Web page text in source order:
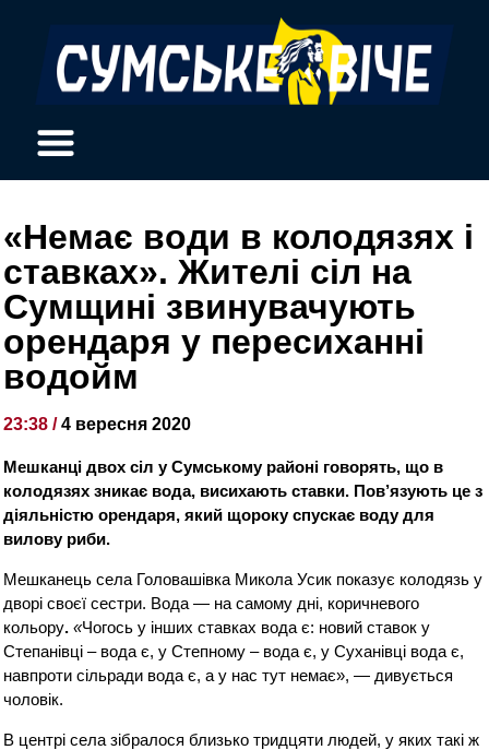
«Немає води в колодязях і
ставках». Жителі сіл на
Сумщині звинувачують
орендаря у пересиханні
водойм
23:38 /4 вересня 2020
Мешканці двох сіл у Сумському районі говорять, що в
колодязях зникає вода, висихають ставки. Пов’язують це з
діяльністю орендаря, який щороку спускає воду для
вилову риби.
Мешканець села Головашівка Микола Усик показує колодязь у
дворі своєї сестри. Вода — на самому дні, коричневого
кольору. «Чогось у інших ставках вода є: новий ставок у
Степанівці – вода є, у Степному – вода є, у Суханівці вода є,
навпроти сільради вода є, а у нас тут немає», — дивується
чоловік.
В центрі села зібралося близько тридцяти людей, у яких такі ж